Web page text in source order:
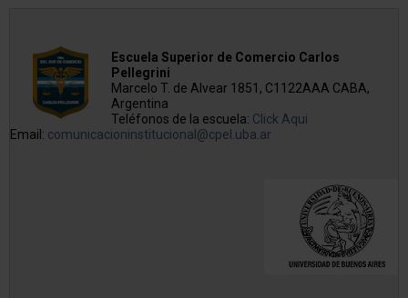
Escuela Superior de Comercio Carlos
Pellegrini
Marcelo T. de Alvear 1851, C1122AAA CABA,
Argentina
Teléfonos de la escuela: Click Aqui
Email: comunicacioninstitucional@cpel.uba.ar